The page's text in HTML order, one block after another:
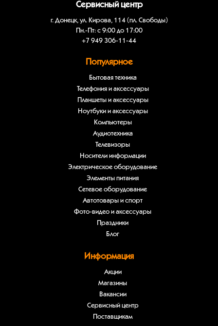
Сервисный центр
г. Донецк, ул. Кирова, 114 (пл. Свободы)
Пн.-Пт: с 9:00 до 17:00
+7 949 306-11-44
Популярное
Бытовая техника
Телефония и аксессуары
Планшеты и аксессуары
Ноутбуки и аксессуары
Компьютеры
Аудиотехника
Телевизоры
Носители информации
Электрическое оборудование
Элементы питания
Сетевое оборудование
Автотовары и спорт
Фото-видео и аксессуары
Праздники
Блог
Информация
Акции
Магазины
Вакансии
Сервисный центр
Поставщикам